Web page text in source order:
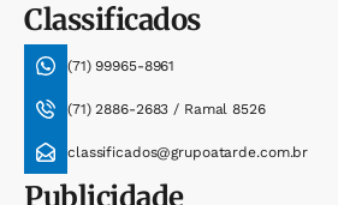
Classificados
(71) 99965-8961
(71) 2886-2683 / Ramal 8526
classificados@grupoatarde.com.br
Publicidade